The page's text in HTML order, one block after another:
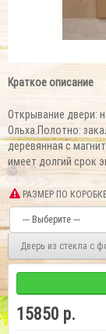
Краткое описание
Открывание двери:
Ольха.Полотно:
деревянная с
имеет долгий срок
РАЗМЕР ПО
Дверь из стекла с
15850 р.